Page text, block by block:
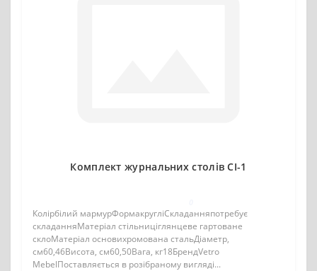
Комплект журнальних столів CI-1
Колірбілий мармурФормакругліСкладанняпотребує
складанняМатеріал стільниціглянцеве гартоване
склоМатеріал основихромована стальДіаметр,
см60,46Висота, см60,50Вага, кг18БрендVetro
MebelПоставляється в розібраному вигляді...